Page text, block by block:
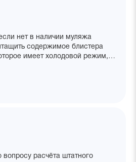
нет в наличии муляжа
содержимое блистера
имеет холодовой режим,
вопросу расчёта штатного